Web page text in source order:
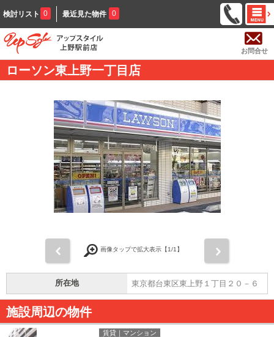
検討リスト 0 最近見た物件 0
お問合せ
ローソン東上野一丁目店
画像タップで拡大表示【1/1】
所在地 東京都台東区東上野１丁目２０－６
施設周辺の物件
賃貸｜マンション